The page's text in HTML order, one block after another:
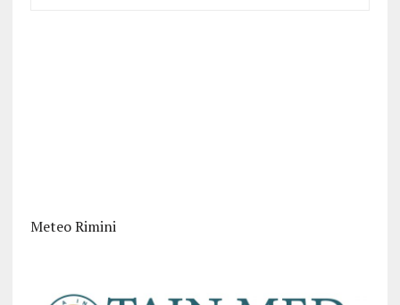
Meteo Rimini